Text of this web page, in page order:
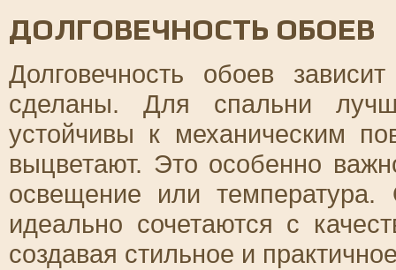
ДОЛГОВЕЧНОСТЬ ОБОЕВ
Долговечность обоев
сделаны. Для спальни
устойчивы к механическим
выцветают. Это особенно
освещение или
идеально сочетаются с
создавая стильное и